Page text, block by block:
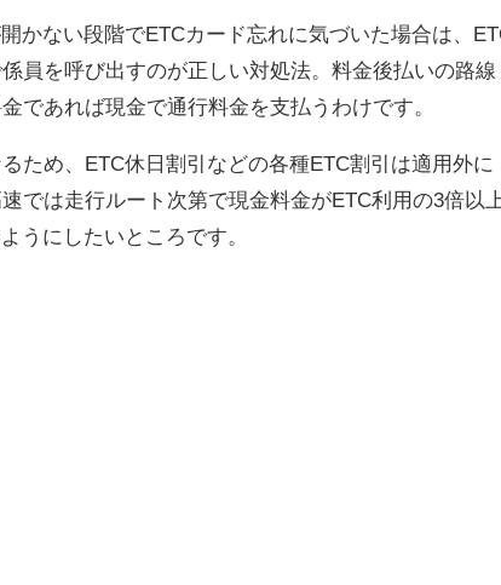
かない段階でETCカード忘れに気づいた場合は、
員を呼び出すのが正しい対処法。料金後払いの路線
であれば現金で通行料金を支払うわけです。
ため、ETC休日割引などの各種ETC割引は適用外に
では走行ルート次第で現金料金がETC利用の3倍以
うにしたいところです。